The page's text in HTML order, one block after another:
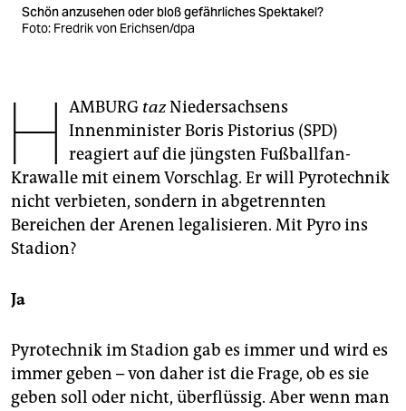
unterstützen
genossenschaft
epaper login
Schön anzusehen oder bloß gefährliches Spektakel?
Foto: Fredrik von Erichsen/dpa
H AMBURG tazNiedersachsens
Innenminister Boris Pistorius (SPD)
reagiert auf die jüngsten Fußballfan-
Krawalle mit einem Vorschlag. Er will Pyrotechnik
nicht verbieten, sondern in abgetrennten
Bereichen der Arenen legalisieren. Mit Pyro ins
Stadion?
Ja
Pyrotechnik im Stadion gab es immer und wird es
immer geben – von daher ist die Frage, ob es sie
geben soll oder nicht, überflüssig. Aber wenn man